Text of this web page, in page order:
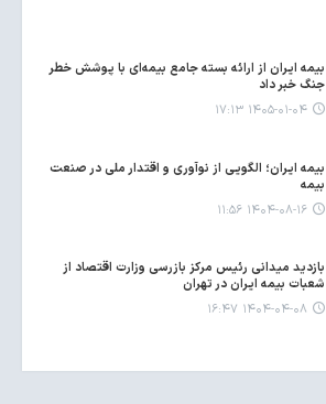
بیمه ایران از ارائه بسته جامع بیمه‌ای با پوشش خطر
جنگ خبر داد
۱۴۰۵-۰۱-۰۴ ۱۷:۱۳
بیمه ایران؛ الگویی از نوآوری و اقتدار ملی در صنعت
بیمه
۱۴۰۴-۰۸-۱۶ ۱۱:۵۶
بازدید میدانی رئیس مرکز بازرسی وزارت اقتصاد از
شعبات بیمه ایران در تهران
۱۴۰۴-۰۴-۰۸ ۱۶:۴۷